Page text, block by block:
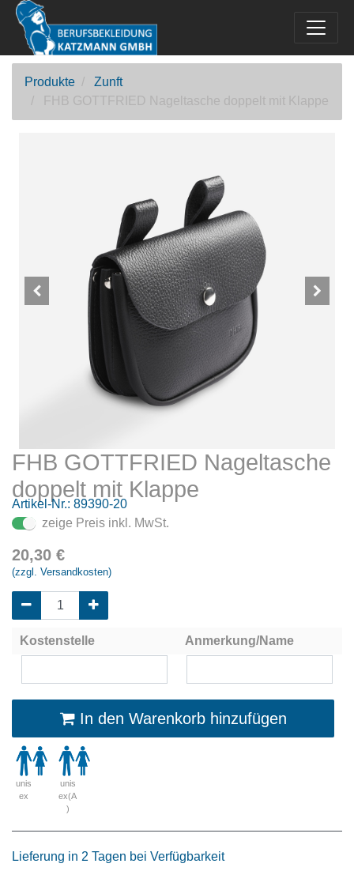
Produkte
Zunft
FHB GOTTFRIED Nageltasche doppelt mit Klappe
FHB GOTTFRIED Nageltasche
doppelt mit Klappe
Artikel-Nr.: 89390-20
zeige Preis inkl. MwSt.
20,30 €
(zzgl. Versandkosten)
Kostenstelle Anmerkung/Name
In den Warenkorb hinzufügen
unis
ex
unis
ex(A
)
Lieferung in 2 Tagen bei Verfügbarkeit